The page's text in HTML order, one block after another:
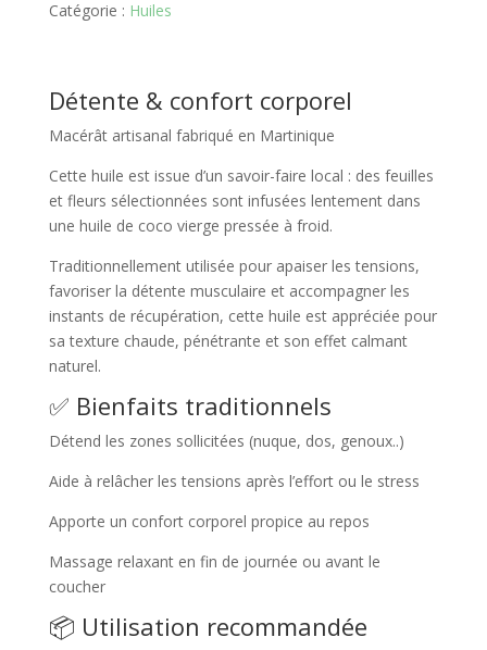
Catégorie : Huiles
Détente & confort corporel
Macérât artisanal fabriqué en Martinique
Cette huile est issue d’un savoir-faire local : des feuilles
et fleurs sélectionnées sont infusées lentement dans
une huile de coco vierge pressée à froid.
Traditionnellement utilisée pour apaiser les tensions,
favoriser la détente musculaire et accompagner les
instants de récupération, cette huile est appréciée pour
sa texture chaude, pénétrante et son effet calmant
naturel.
✅ Bienfaits traditionnels
Détend les zones sollicitées (nuque, dos, genoux..)
Aide à relâcher les tensions après l’effort ou le stress
Apporte un confort corporel propice au repos
Massage relaxant en fin de journée ou avant le
coucher
📦 Utilisation recommandée